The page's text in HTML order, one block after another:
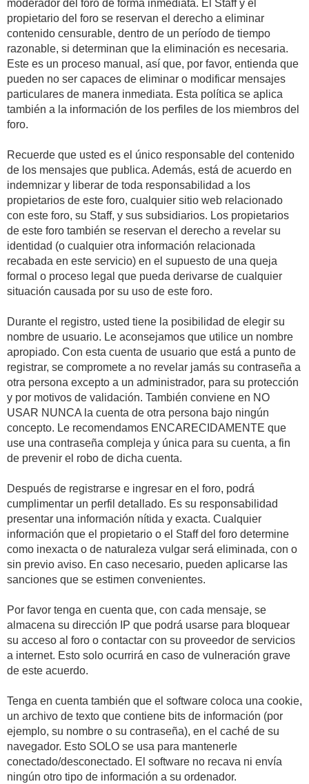
moderador del foro de forma inmediata. El Staff y el
propietario del foro se reservan el derecho a eliminar
contenido censurable, dentro de un período de tiempo
razonable, si determinan que la eliminación es necesaria.
Este es un proceso manual, así que, por favor, entienda que
pueden no ser capaces de eliminar o modificar mensajes
particulares de manera inmediata. Esta política se aplica
también a la información de los perfiles de los miembros del
foro.
Recuerde que usted es el único responsable del contenido
de los mensajes que publica. Además, está de acuerdo en
indemnizar y liberar de toda responsabilidad a los
propietarios de este foro, cualquier sitio web relacionado
con este foro, su Staff, y sus subsidiarios. Los propietarios
de este foro también se reservan el derecho a revelar su
identidad (o cualquier otra información relacionada
recabada en este servicio) en el supuesto de una queja
formal o proceso legal que pueda derivarse de cualquier
situación causada por su uso de este foro.
Durante el registro, usted tiene la posibilidad de elegir su
nombre de usuario. Le aconsejamos que utilice un nombre
apropiado. Con esta cuenta de usuario que está a punto de
registrar, se compromete a no revelar jamás su contraseña a
otra persona excepto a un administrador, para su protección
y por motivos de validación. También conviene en NO
USAR NUNCA la cuenta de otra persona bajo ningún
concepto. Le recomendamos ENCARECIDAMENTE que
use una contraseña compleja y única para su cuenta, a fin
de prevenir el robo de dicha cuenta.
Después de registrarse e ingresar en el foro, podrá
cumplimentar un perfil detallado. Es su responsabilidad
presentar una información nítida y exacta. Cualquier
información que el propietario o el Staff del foro determine
como inexacta o de naturaleza vulgar será eliminada, con o
sin previo aviso. En caso necesario, pueden aplicarse las
sanciones que se estimen convenientes.
Por favor tenga en cuenta que, con cada mensaje, se
almacena su dirección IP que podrá usarse para bloquear
su acceso al foro o contactar con su proveedor de servicios
a internet. Esto solo ocurrirá en caso de vulneración grave
de este acuerdo.
Tenga en cuenta también que el software coloca una cookie,
un archivo de texto que contiene bits de información (por
ejemplo, su nombre o su contraseña), en el caché de su
navegador. Esto SOLO se usa para mantenerle
conectado/desconectado. El software no recava ni envía
ningún otro tipo de información a su ordenador.